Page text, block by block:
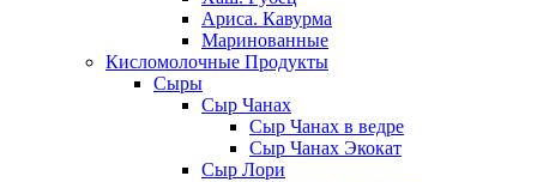
Ариса. Кавурма
Маринованные
Кисломолочные Продукты
Сыры
Сыр Чанах
Сыр Чанах в ведре
Сыр Чанах Экокат
Сыр Лори